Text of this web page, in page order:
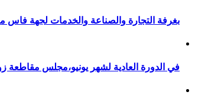
بغرفة التجارة والصناعة والخدمات لجهة
في الدورة العادية لشهر يونيو،مجلس مقاطعة